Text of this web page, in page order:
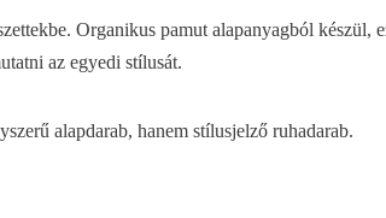
Organikus pamut alapanyagból készül,
az egyedi stílusát.
alapdarab, hanem stílusjelző ruhadarab.